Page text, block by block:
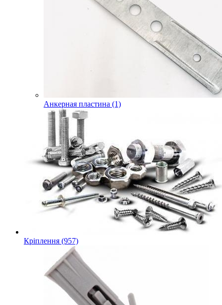
Анкерная пластина (1)
Кріплення (957)